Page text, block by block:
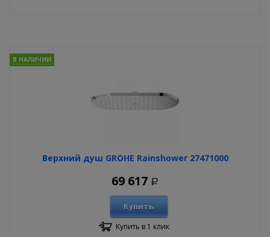
Верхний душ GROHE Rainshower 27471000
В НАЛИЧИИ
69 617 Р
Купить
Купить в 1 клик